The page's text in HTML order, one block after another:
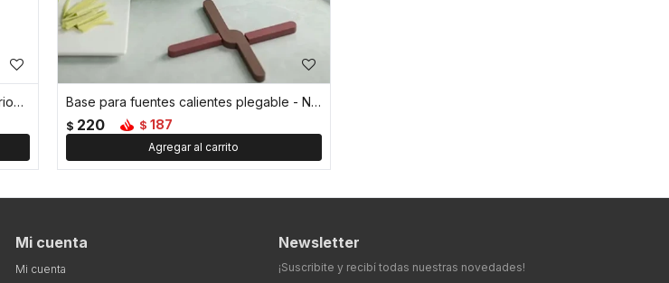
Set de utensillos de cocina 12 accesorios - Negro Base para fuentes calientes plegable - Negro
$ 220 $ 187
Mi cuenta
Mi cuenta
Newsletter
¡Suscribite y recibí todas nuestras novedades!